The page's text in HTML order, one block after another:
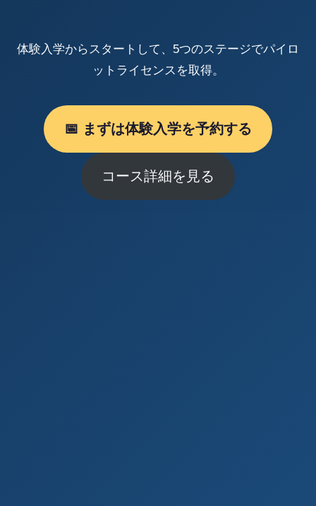
体験入学からスタートして、5つのステージでパイロ
ットライセンスを取得。
📅 まずは体験入学を予約する
コース詳細を見る